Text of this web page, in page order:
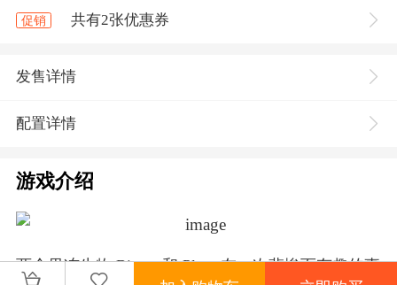
促销 共有2张优惠券
发售详情
配置详情
游戏介绍
两个果冻生物 Bismo 和 Plom 在一次悲惨而有趣的事